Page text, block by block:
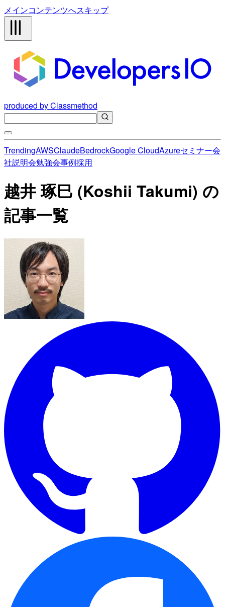
メインコンテンツへスキップ
produced by Classmethod
TrendingAWSClaudeBedrockGoogle CloudAzureセミナー会
社説明会勉強会事例採用
越井 琢巳 (Koshii Takumi) の
記事一覧